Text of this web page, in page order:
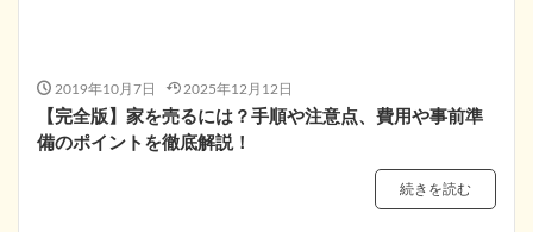
2019年10月7日 2025年12月12日
【完全版】家を売るには？手順や注意点、費用や事前準
備のポイントを徹底解説！
続きを読む